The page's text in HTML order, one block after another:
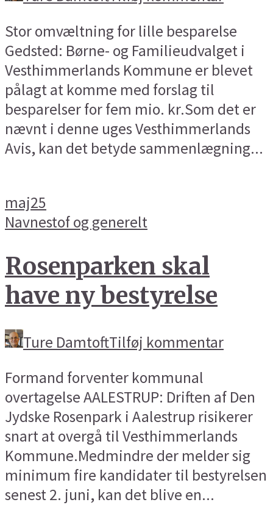
Stor omvæltning for lille besparelse
Gedsted: Børne- og Familieudvalget i
Vesthimmerlands Kommune er blevet
pålagt at komme med forslag til
besparelser for fem mio. kr.Som det er
nævnt i denne uges Vesthimmerlands
Avis, kan det betyde sammenlægning...
maj25
Navnestof og generelt
Rosenparken skal
have ny bestyrelse
Ture DamtoftTilføj kommentar
Formand forventer kommunal
overtagelse AALESTRUP: Driften af Den
Jydske Rosenpark i Aalestrup risikerer
snart at overgå til Vesthimmerlands
Kommune.Medmindre der melder sig
minimum fire kandidater til bestyrelsen
senest 2. juni, kan det blive en...